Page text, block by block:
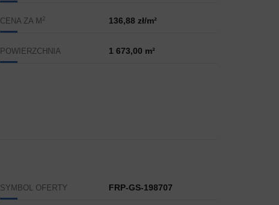
CENA ZA M 2 136,88 zł/m²
POWIERZCHNIA 1 673,00 m²
SYMBOL OFERTY FRP-GS-198707